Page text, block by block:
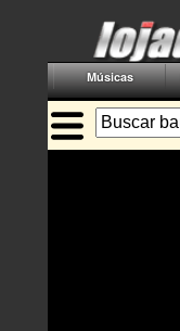
Músicas